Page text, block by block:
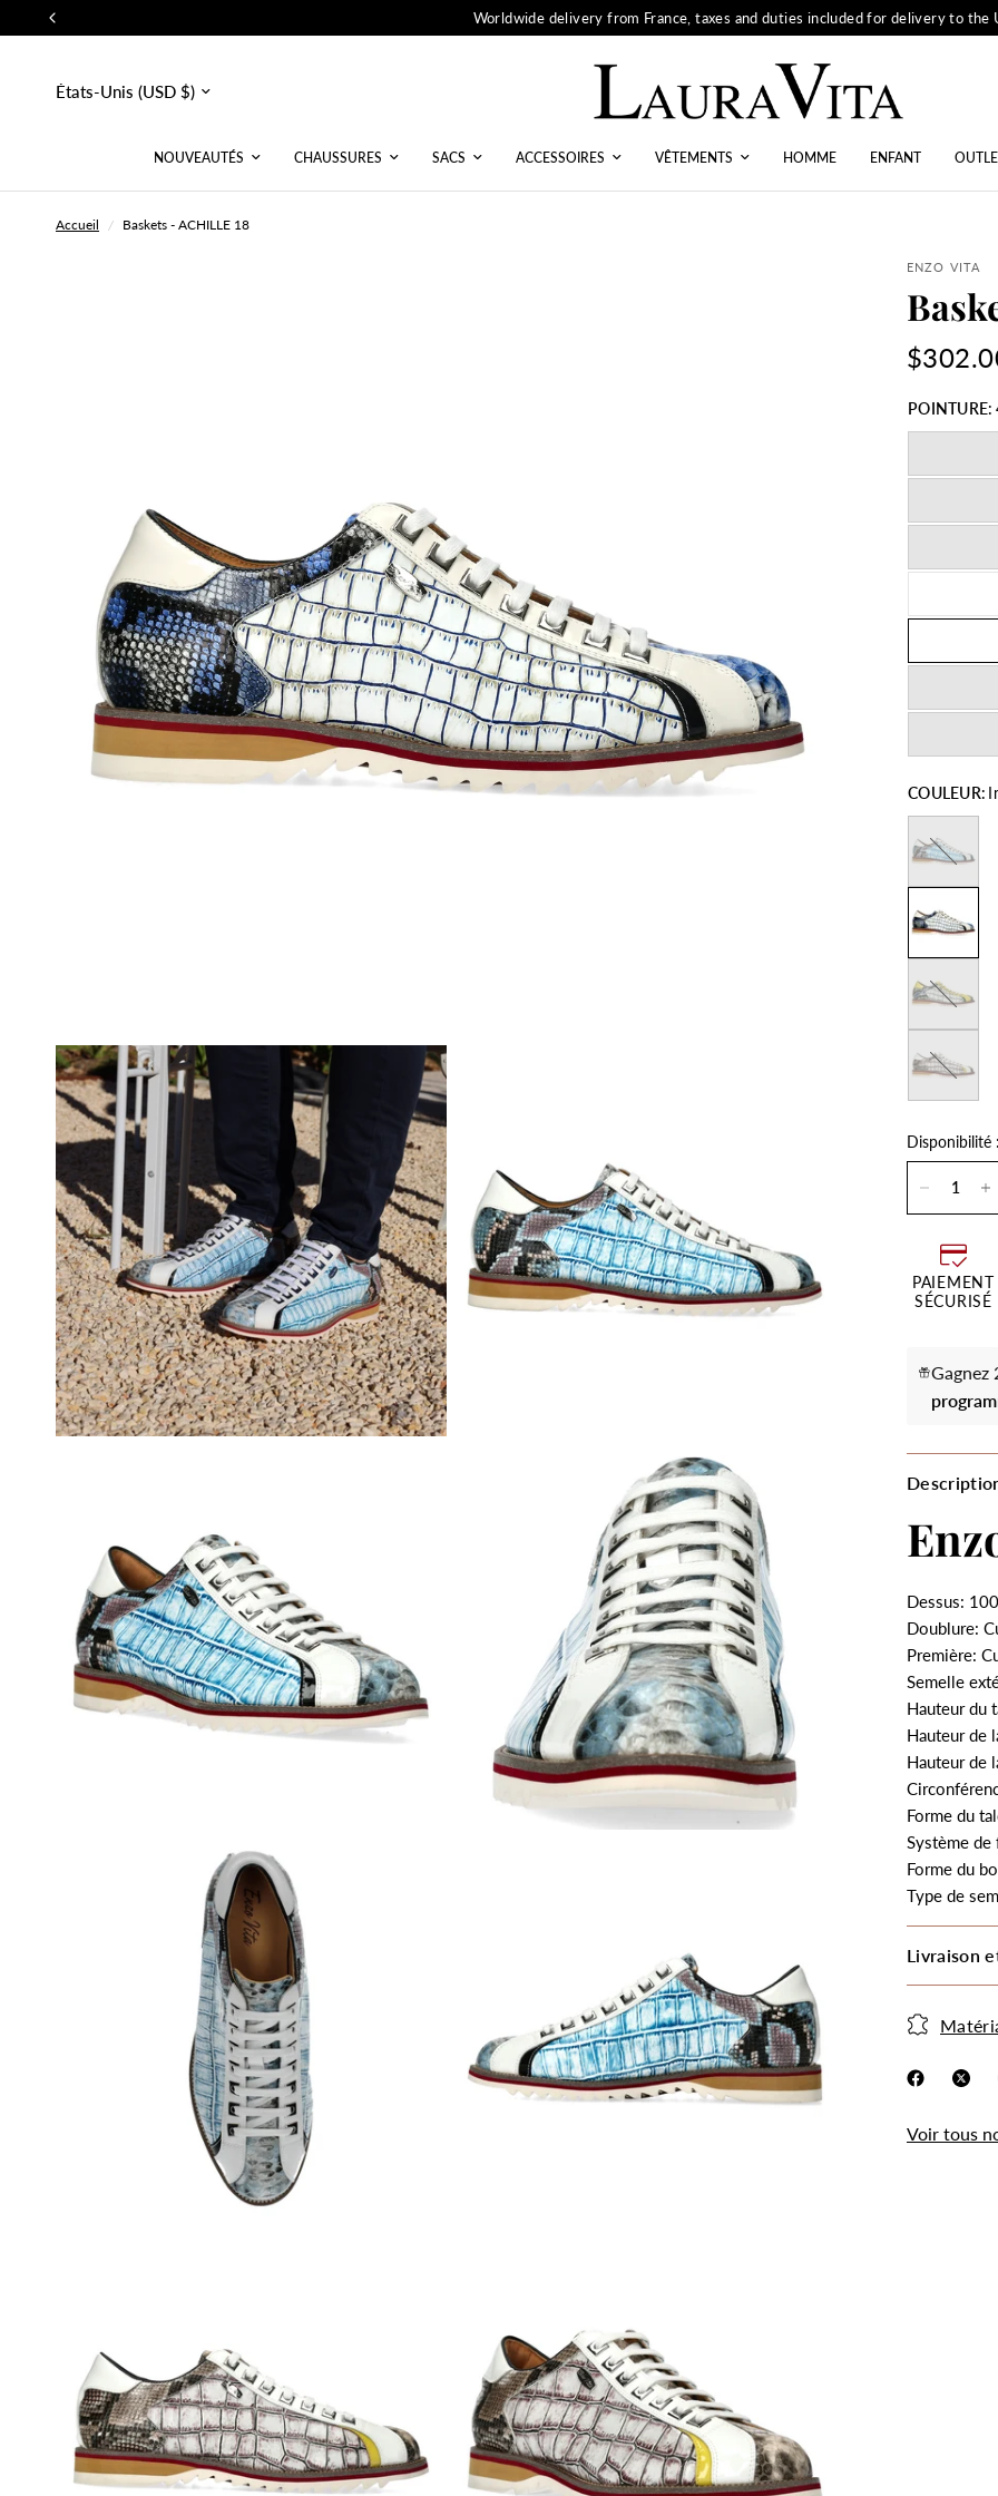
Worldwide delivery from France, taxes and duties included for delivery to the
Mettre
à
NOUVEAUTÉS CHAUSSURES SACS ACCESSOIRES VÊTEMENTS HOMME ENFANT
Accueil / Baskets - ACHILLE 18
ENZO VITA
POINTURE:
COULEUR:
Disponibilité :
PAIEMENT
SÉCURISÉ
Gagnez
Dessus:
Doublure:
Première:
Semelle
Hauteur du
Hauteur de
Hauteur de
Forme du
Système de
Forme du
Type de
Livraison
Voir tous
cookies
Les cookies et données personnelles nous
permettent de personnaliser le contenu et les
annonces, d’offrir des fonctionnalités relatives aux
médias sociaux, d’analyser notre trafic et de